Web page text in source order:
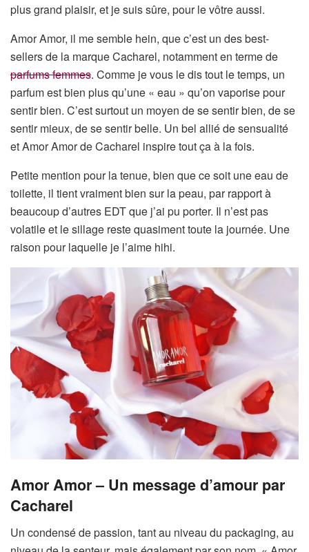
plus grand plaisir, et je suis sûre, pour le vôtre aussi.
Amor Amor, il me semble hein, que c’est un des best-
sellers de la marque Cacharel, notamment en terme de
parfums femmes. Comme je vous le dis tout le temps, un
parfum est bien plus qu’une « eau » qu’on vaporise pour
sentir bien. C’est surtout un moyen de se sentir bien, de se
sentir mieux, de se sentir belle. Un bel allié de sensualité
et Amor Amor de Cacharel inspire tout ça à la fois.
Petite mention pour la tenue, bien que ce soit une eau de
toilette, il tient vraiment bien sur la peau, par rapport à
beaucoup d’autres EDT que j’ai pu porter. Il n’est pas
volatile et le sillage reste quasiment toute la journée. Une
raison pour laquelle je l’aime hihi.
Amor Amor – Un message d’amour par
Cacharel
Un condensé de passion, tant au niveau du packaging, au